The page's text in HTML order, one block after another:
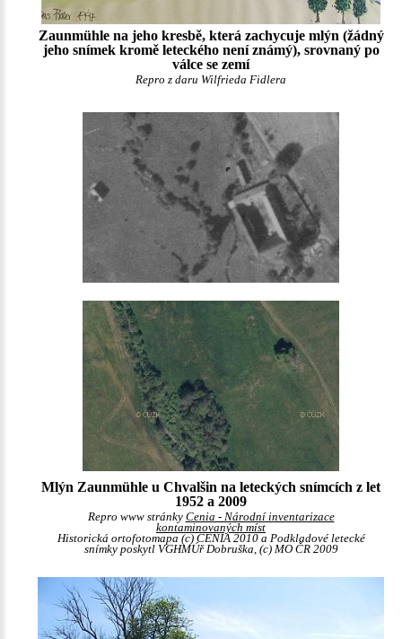
Zaunmühle na jeho kresbě, která zachycuje mlýn (žádný
jeho snímek kromě leteckého není známý), srovnaný po
válce se zemí
Repro z daru Wilfrieda Fidlera
Mlýn Zaunmühle u Chvalšin na leteckých snímcích z let
1952 a 2009
Repro www stránky Cenia - Národní inventarizace
kontaminovaných míst
Historická ortofotomapa (c) CENIA 2010 a Podkladové letecké
snímky poskytl VGHMÚř Dobruška, (c) MO ČR 2009